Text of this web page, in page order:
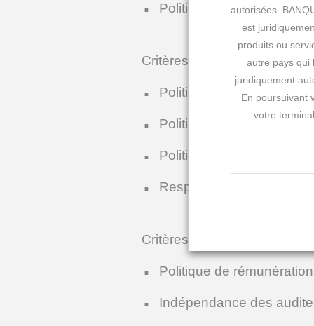
Politique de risque
Critères sociaux
Politique garantissant le
Politique de traitement
Politique de santé et de
Respect de la
Critères de gouvernance
Politique de
Indépendance des
autorisées.
est
produits ou
autre pays qui
juridiquement
En poursuivant
votre